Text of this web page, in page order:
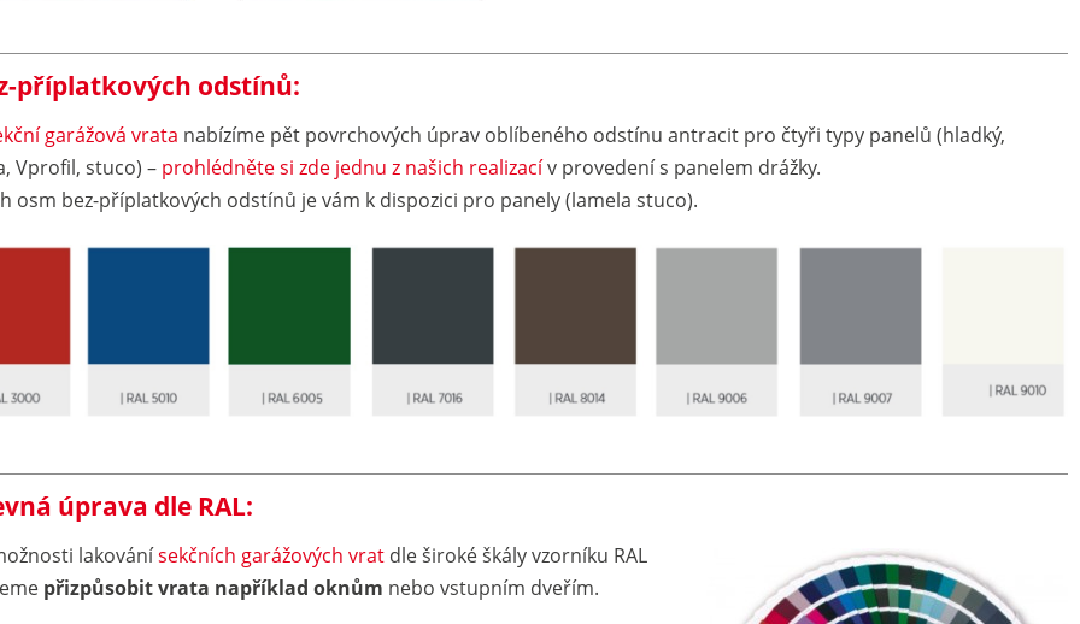
příplatkových odstínů:
garážová vrata nabízíme pět povrchových úprav oblíbeného odstínu antracit pro čtyři typy panelů (hladký,
Vprofil, stuco) – prohlédněte si zde jednu z našich realizacív provedení s panelem drážky.
osm bez-příplatkových odstínů je vám k dispozici pro panely (lamela stuco).
úprava dle RAL:
lakovánísekčních garážových vrat dle široké škály vzorníku RAL
přizpůsobit vrata například oknům nebo vstupním dveřím.